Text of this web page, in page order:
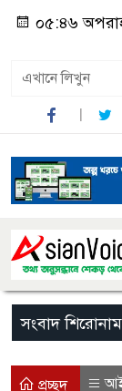
০৫:৪৬
সংবাদ
প্রচ্ছদ